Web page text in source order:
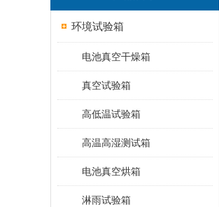
环境试验箱
电池真空干燥箱
真空试验箱
高低温试验箱
高温高湿测试箱
电池真空烘箱
淋雨试验箱